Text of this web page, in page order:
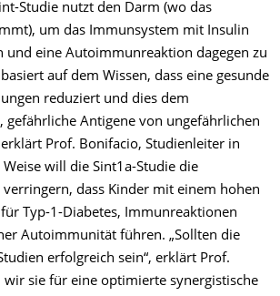
Studie nutzt den Darm (wo das
um das Immunsystem mit Insulin
und eine Autoimmunreaktion dagegen zu
auf dem Wissen, dass eine gesunde
reduziert und dies dem
gefährliche Antigene von ungefährlichen
Prof. Bonifacio, Studienleiter in
Weise will die Sint1a-Studie die
dass Kinder mit einem hohen
Typ-1-Diabetes, Immunreaktionen
Autoimmunität führen. „Sollten die
erfolgreich sein“, erklärt Prof.
wir sie für eine optimierte synergistische